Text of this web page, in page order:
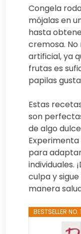
Congela
mójalas en
hasta
cremosa.
artificial, ya
frutas es
papilas
Estas
son
de algo
para
individuales.
culpa y
manera
BESTSELLER NO. 1